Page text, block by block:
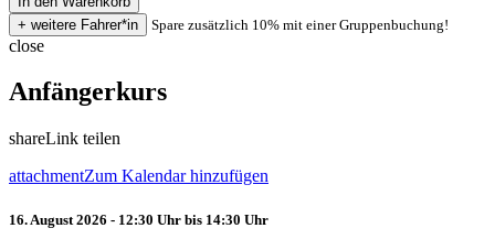
Spare zusätzlich 10% mit einer Gruppenbuchung!
close
Anfängerkurs
shareLink teilen
attachmentZum Kalendar hinzufügen
16. August 2026 - 12:30 Uhr bis 14:30 Uhr